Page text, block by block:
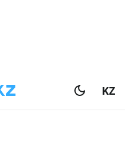
KZ